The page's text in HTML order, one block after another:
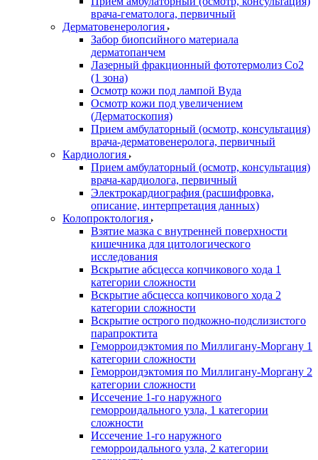
врача-гематолога, первичный
Дерматовенерология
Забор биопсийного материала
дерматопанчем
Лазерный фракционный фототермолиз Со2
(1 зона)
Осмотр кожи под лампой Вуда
Осмотр кожи под увеличением
(Дерматоскопия)
Прием амбулаторный (осмотр, консультация)
врача-дерматовенеролога, первичный
Кардиология
Прием амбулаторный (осмотр, консультация)
врача-кардиолога, первичный
Электрокардиография (расшифровка,
описание, интерпретация данных)
Колопроктология
Взятие мазка с внутренней поверхности
кишечника для цитологического
исследования
Вскрытие абсцесса копчикового хода 1
категории сложности
Вскрытие абсцесса копчикового хода 2
категории сложности
Вскрытие острого подкожно-подслизистого
парапроктита
Геморроидэктомия по Миллигану-Моргану 1
категории сложности
Геморроидэктомия по Миллигану-Моргану 2
категории сложности
Иссечение 1-го наружного
геморроидального узла, 1 категории
сложности
Иссечение 1-го наружного
геморроидального узла, 2 категории